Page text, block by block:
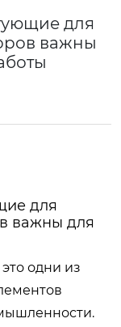
для
важны
для
важны для
одни из